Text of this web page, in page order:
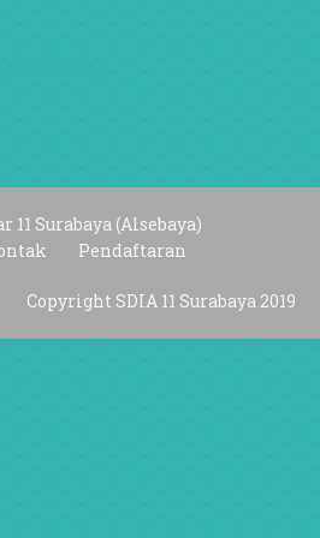
Surabaya (Alsebaya)
Pendaftaran
Copyright SDIA 11 Surabaya 2019